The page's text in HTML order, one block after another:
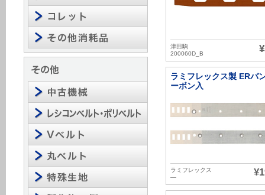
津田駒
200060D_B
ラミフレックス製 ERバ
ーボン入
ラミフレックス
―